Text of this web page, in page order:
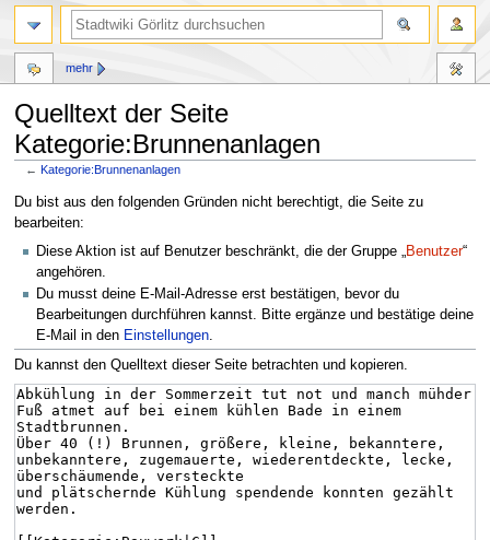
Quelltext der Seite
Kategorie:Brunnenanlagen
← Kategorie:Brunnenanlagen
Zur
Navigation
springen
Zur
Suche
springen
Du bist aus den folgenden Gründen nicht berechtigt, die Seite zu
bearbeiten:
Diese Aktion ist auf Benutzer beschränkt, die der Gruppe „
Benutzer“
angehören.
Du musst deine E-Mail-Adresse erst bestätigen, bevor du
Bearbeitungen durchführen kannst. Bitte ergänze und bestätige deine
E-Mail in den Einstellungen
Du kannst den Quelltext dieser Seite betrachten und kopieren.
mehr